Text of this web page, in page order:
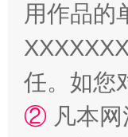
国家大学科
用作品的
任。如您
② 凡本